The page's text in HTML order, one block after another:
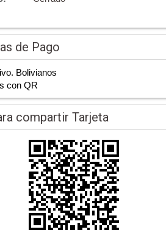
de Pago
Bolivianos
con QR
compartir Tarjeta